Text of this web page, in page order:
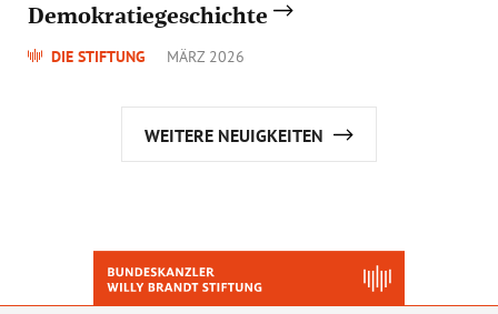
Demokratiegeschichte
DIE STIFTUNG MÄRZ 2026
WEITERE NEUIGKEITEN